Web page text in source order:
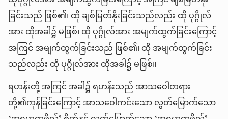
ခြင်းသည် ဖြစ်၏၊ ထို ချစ်မြတ်နိုးခြင်းသည်လည်း ထို ပုဂ္ဂိုလ်
အား ထိုအခါ၌ မဖြစ်၊ ထို ပုဂ္ဂိုလ်အား အမျက်ထွက်ခြင်းကြောင့်
အကြင် အမျက်ထွက်ခြင်းသည် ဖြစ်၏၊ ထို အမျက်ထွက်ခြင်း
သည်လည်း ထို ပုဂ္ဂိုလ်အား ထိုအခါ၌ မဖြစ်။
ရဟန်းတို့ အကြင် အခါ၌ ရဟန်းသည် အာသဝေါတရား
တို့၏ကုန်ခြင်းကြောင့် အာသဝေါကင်းသော လွတ်မြောက်သော